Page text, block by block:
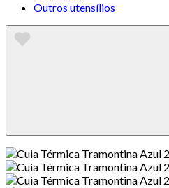
Outros utensílios